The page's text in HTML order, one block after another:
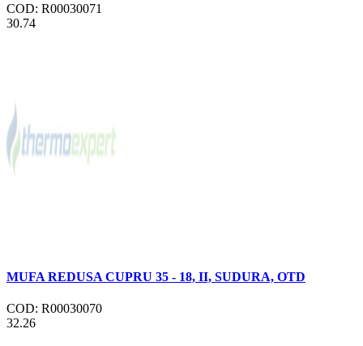
COD: R00030071
30.74
MUFA REDUSA CUPRU 35 - 18, II, SUDURA, OTD
COD: R00030070
32.26